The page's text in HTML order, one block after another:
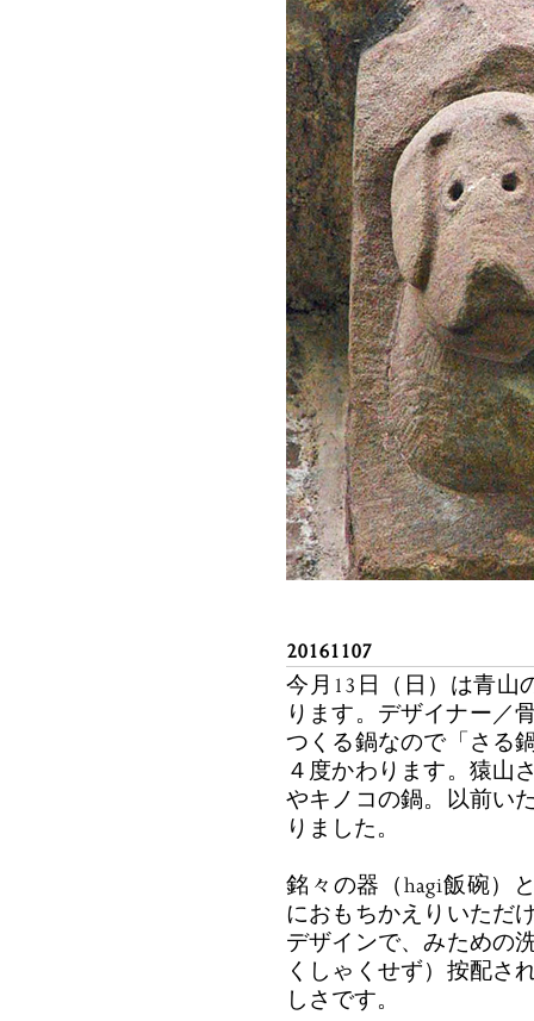
20161107
今月13日（日）は青山
ります。デザイナー／
つくる鍋なので「さる
４度かわります。猿山
やキノコの鍋。以前い
りました。
銘々の器（hagi飯碗）
におもちかえりいただ
デザインで、みための
くしゃくせず）按配さ
しさです。